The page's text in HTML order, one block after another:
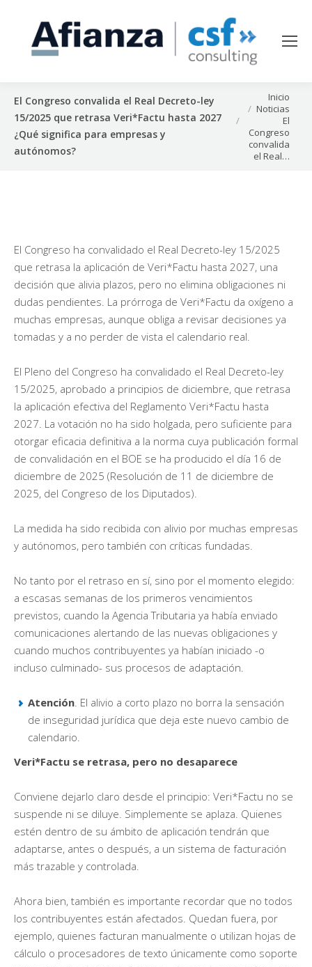
El Congreso convalida el Real Decreto-ley
15/2025 que retrasa Veri*Factu hasta 2027
¿Qué significa para empresas y
autónomos?
Estás aquí:Inicio
Noticias
El
Congreso
convalida
el Real…
El Congreso ha convalidado el Real Decreto-ley 15/2025
que retrasa la aplicación de Veri*Factu hasta 2027, una
decisión que alivia plazos, pero no elimina obligaciones ni
dudas pendientes. La prórroga de Veri*Factu da oxígeno a
muchas empresas, aunque obliga a revisar decisiones ya
tomadas y a no perder de vista el calendario real.
El Pleno del Congreso ha convalidado el Real Decreto-ley
15/2025, aprobado a principios de diciembre, que retrasa
la aplicación efectiva del Reglamento Veri*Factu hasta
2027. La votación no ha sido holgada, pero suficiente para
otorgar eficacia definitiva a la norma cuya publicación formal
de convalidación en el BOE se ha producido el día 16 de
diciembre de 2025 (Resolución de 11 de diciembre de
2025, del Congreso de los Diputados).
La medida ha sido recibida con alivio por muchas empresas
y autónomos, pero también con críticas fundadas.
No tanto por el retraso en sí, sino por el momento elegido:
a escasas semanas de los primeros vencimientos
previstos, cuando la Agencia Tributaria ya había enviado
comunicaciones alertando de las nuevas obligaciones y
cuando muchos contribuyentes ya habían iniciado -o
incluso culminado- sus procesos de adaptación.
Atención . El alivio a corto plazo no borra la sensación
de inseguridad jurídica que deja este nuevo cambio de
calendario.
Veri*Factu se retrasa, pero no desaparece
Conviene dejarlo claro desde el principio: Veri*Factu no se
suspende ni se diluye. Simplemente se aplaza. Quienes
estén dentro de su ámbito de aplicación tendrán que
adaptarse, antes o después, a un sistema de facturación
más trazable y controlada.
Ahora bien, también es importante recordar que no todos
los contribuyentes están afectados. Quedan fuera, por
ejemplo, quienes facturan manualmente o utilizan hojas de
cálculo o procesadores de texto únicamente como soporte